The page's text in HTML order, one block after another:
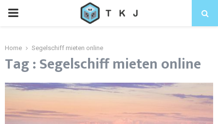
Home Segelschiff mieten online
Tag : Segelschiff mieten online